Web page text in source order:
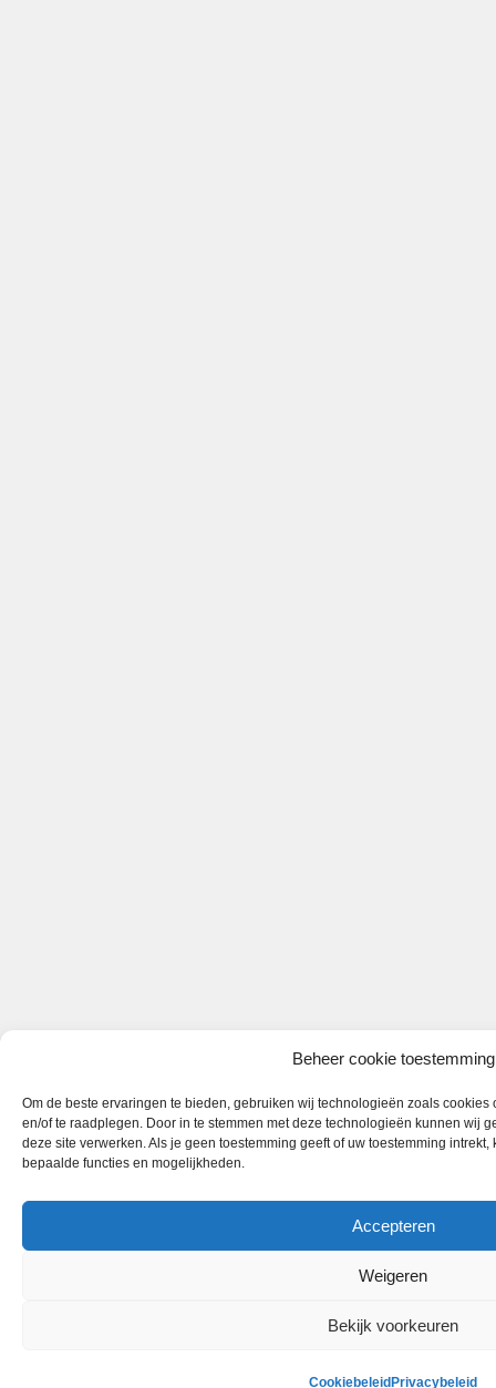
Beheer cookie toestemming
Om de beste ervaringen te bieden, gebruiken wij technologieën zoals
en/of te raadplegen. Door in te stemmen met deze technologieën kunnen wij
deze site verwerken. Als je geen toestemming geeft of uw toestemming
bepaalde functies en mogelijkheden.
Accepteren
Weigeren
Bekijk voorkeuren
Cookiebeleid Privacybeleid